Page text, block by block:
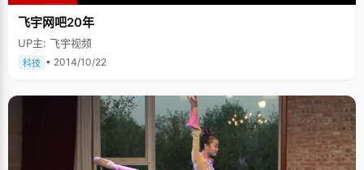
飞宇网吧20年
UP主: 飞宇视频
科技 • 2014/10/22